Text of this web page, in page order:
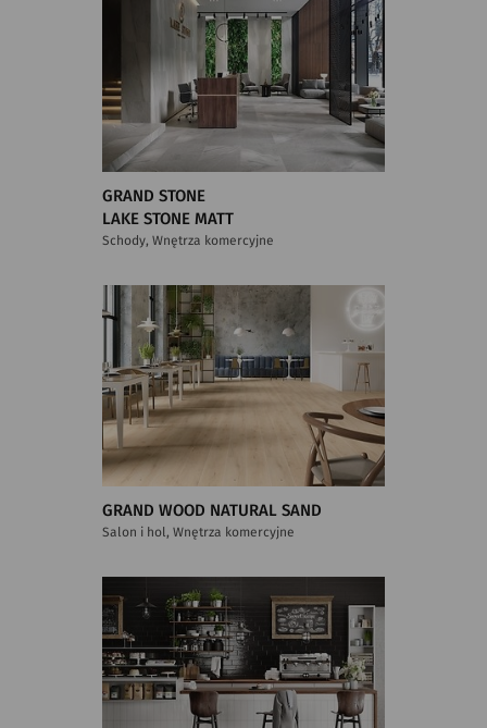
GRAND STONE
LAKE STONE MATT
Schody, Wnętrza komercyjne
GRAND WOOD NATURAL SAND
Salon i hol, Wnętrza komercyjne